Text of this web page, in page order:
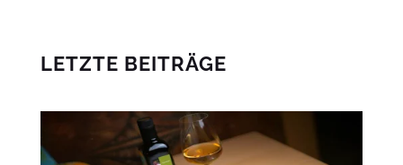
LETZTE BEITRÄGE